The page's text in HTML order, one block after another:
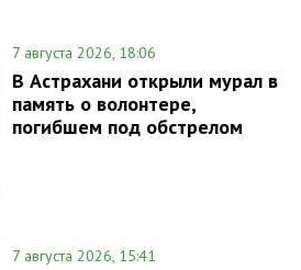
7 августа 2026, 18:06
В Астрахани открыли мурал в
память о волонтере,
погибшем под обстрелом
7 августа 2026, 15:41